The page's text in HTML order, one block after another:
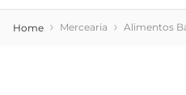
Mercearia Alimentos